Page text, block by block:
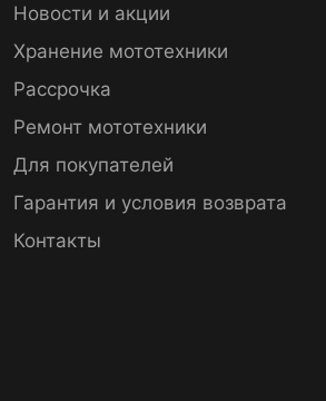
Новости и акции
Хранение мототехники
Рассрочка
Ремонт мототехники
Для покупателей
Гарантия и условия возврата
Контакты